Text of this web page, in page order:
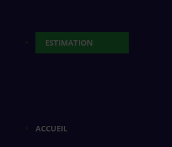
ESTIMATION
ACCUEIL